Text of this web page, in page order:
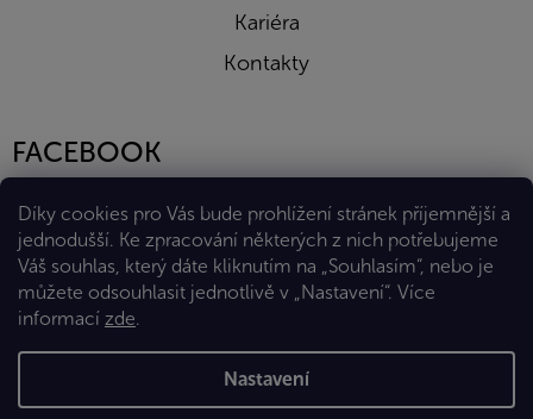
Díky cookies pro Vás bude prohlížení stránek příjemnější a
jednodušší. Ke zpracování některých z nich potřebujeme
Váš souhlas, který dáte kliknutím na „Souhlasím“, nebo je
můžete odsouhlasit jednotlivě v „Nastavení“. Více
informací zde.
Nastavení
Kariéra
Kontakty
FACEBOOK
Vytvořil Shoptet Premium